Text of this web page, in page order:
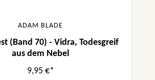
ADAM BLADE
(Band 70) - Vidra, Todesgreif
aus dem Nebel
9,95 €*